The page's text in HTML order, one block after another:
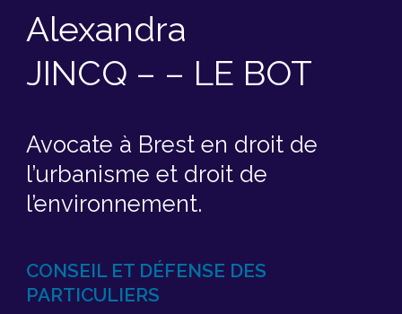
Alexandra
JINCQ – – LE BOT
Avocate à Brest en droit de
l’urbanisme et droit de
l’environnement.
CONSEIL ET DÉFENSE DES
PARTICULIERS